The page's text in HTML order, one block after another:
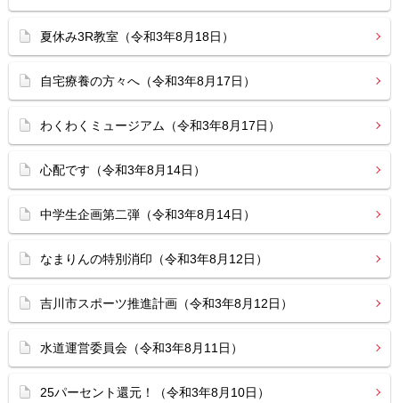
夏休み3R教室（令和3年8月18日）
自宅療養の方々へ（令和3年8月17日）
わくわくミュージアム（令和3年8月17日）
心配です（令和3年8月14日）
中学生企画第二弾（令和3年8月14日）
なまりんの特別消印（令和3年8月12日）
吉川市スポーツ推進計画（令和3年8月12日）
水道運営委員会（令和3年8月11日）
25パーセント還元！（令和3年8月10日）